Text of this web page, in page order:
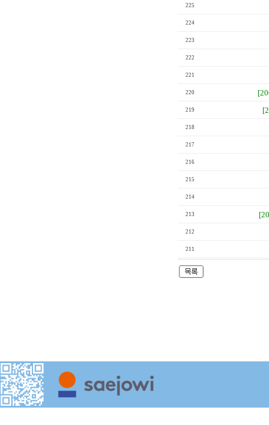
225
224
223
222
221
220
219
218
217
216
215
214
213
212
211